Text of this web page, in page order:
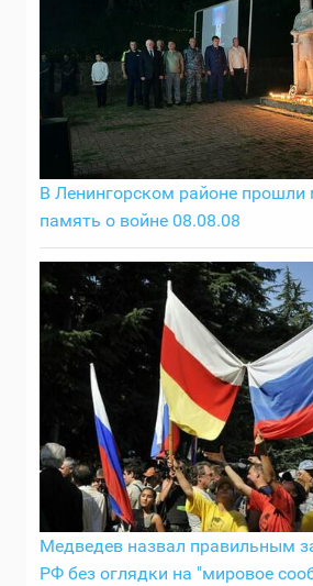
В Ленингорском районе прошли
память о войне 08.08.08
Медведев назвал правильным
РФ без оглядки на "мировое